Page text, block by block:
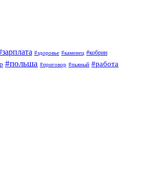
#здоровье #каменец #кобрин
#польша #приговор #пьяный #работа